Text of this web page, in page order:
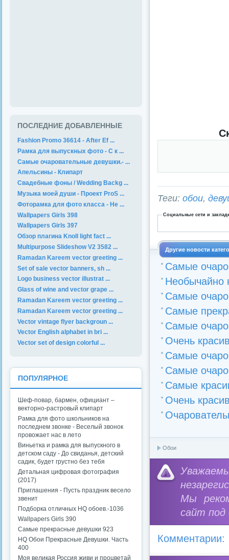
Теги: обои,
Социальные сети и
Другие новости
Самые
Необычайно
Самые
Самые
Самые
Очень
Самые
Самые
Самые
Очень
Обои
Мы
сайт под
Комментарии:
ПОСЛЕДНИЕ ДОБАВЛЕННЫЕ
Fashion Promo 36614 - After Ef ...
Рамка для выпускных фото - С к ...
Самые очаровательные девушки.- ...
Апельсины - Клипарт
Свадебные фоны / Wedding Backg ...
Музыка моей души - Проект ProS ...
Фоторамка для фото класса - Не ...
Wallpapers Girls 398
Wallpapers Girls 397
Обзор плагина Knoll light fact ...
Multipurpose Slideshow V2 3582 ...
Ramadan Kareem vector greeting ...
Set of sale vector banners, sh ...
Logo business vector illustrat ...
Glass of wine and vector grape ...
Ramadan Kareem vector greeting ...
Ramadan Kareem vector greeting ...
Vector vintage flyer backgroun ...
Vector English alphabet in bri ...
Vector set of design colorful ...
ПОПУЛЯРНОЕ
Шеф-повар, бармен, официант –
векторно-растровый клипарт
Рамка для фото школьников на
последнем звонке - Веселый звонок
провожает нас в лето
Виньетка и рамка для выпускного в
детском саду - До свиданья, детский
садик, будет грустно без тебя
Детальная цифровая фотография
(2017)
Приглашения - Пусть праздник весело
звенит
Подборка отличных HQ обоев.-1036
Wallpapers Girls 390
Самые прекрасные девушки 923
HQ Обои Прекрасные Девушки. Часть
400
Моя великая Россия живи и процветай